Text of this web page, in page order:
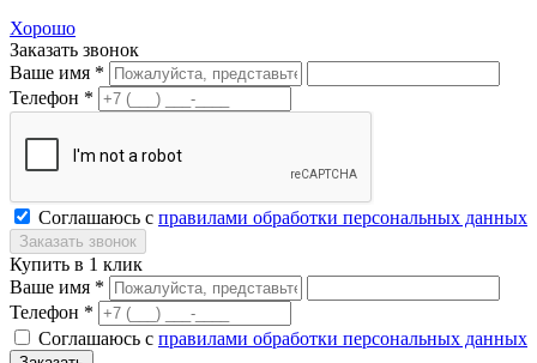
Хорошо
Заказать звонок
Ваше имя *
Телефон *
Соглашаюсь с правилами обработки персональных данных
Купить в 1 клик
Ваше имя *
Телефон *
Соглашаюсь с правилами обработки персональных данных